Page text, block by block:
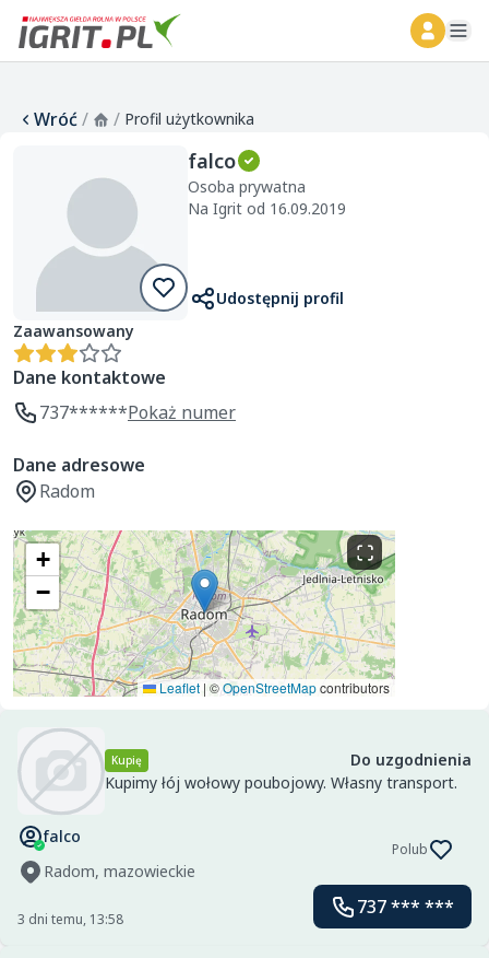
Wróć/ / Profil użytkownika
falco
Osoba prywatna
Na Igrit od 16.09.2019
Udostępnij profil
Zaawansowany
Dane kontaktowe
737******Pokaż numer
Dane adresowe
Radom
+
−
Leaflet | ©OpenStreetMapcontributors
Kupię
Do uzgodnienia
Kupimy łój wołowy poubojowy. Własny transport.
falco
Radom, mazowieckie
Polub
3 dni temu, 13:58
737 *** ***